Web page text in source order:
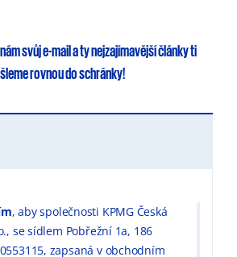
svůj e-mail a tynejzajímavější článkyti
rovnou do schránky!
, aby společnosti KPMG Česká
se sídlem Pobřežní 1a, 186
zapsaná v obchodním